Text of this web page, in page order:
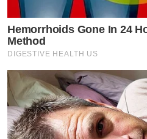
Hemorrhoids Gone In 24
Method
DIGESTIVE HEALTH US